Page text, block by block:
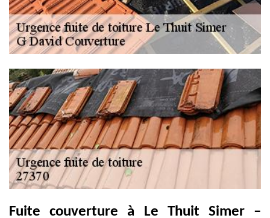
Fuite couverture à Le Thuit Simer –